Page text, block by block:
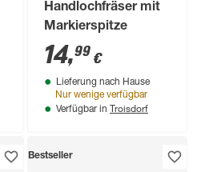
Handlochfräser mit
Markierspitze
14,99 €
Lieferung nach Hause
Nur wenige verfügbar
Verfügbar in Troisdorf
Bestseller